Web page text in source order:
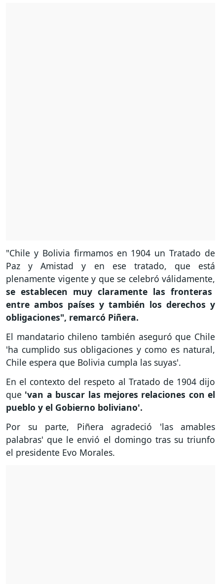
"Chile y Bolivia firmamos en 1904 un Tratado de
Paz y Amistad y en ese tratado, que está
plenamente vigente y que se celebró válidamente,
se establecen muy claramente las fronteras
entre ambos países y también los derechos y
obligaciones", remarcó Piñera.
El mandatario chileno también aseguró que Chile
'ha cumplido sus obligaciones y como es natural,
Chile espera que Bolivia cumpla las suyas'.
En el contexto del respeto al Tratado de 1904 dijo
que 'van a buscar las mejores relaciones con el
pueblo y el Gobierno boliviano'.
Por su parte, Piñera agradeció 'las amables
palabras' que le envió el domingo tras su triunfo
el presidente Evo Morales.